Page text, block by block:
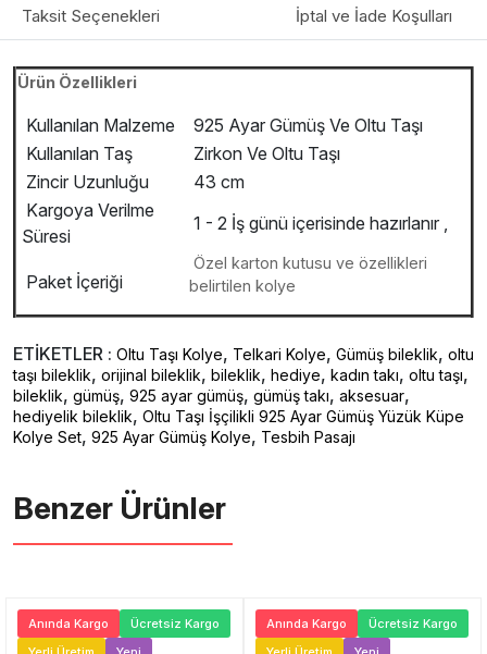
Taksit Seçenekleri İptal ve İade Koşulları
Ürün Özellikleri
Kullanılan Malzeme
925 Ayar Gümüş Ve Oltu Taşı
Kullanılan Taş
Zirkon Ve Oltu Taşı
Zincir Uzunluğu
43 cm
Kargoya Verilme
Süresi
1 - 2 İş günü içerisinde hazırlanır ,
Paket İçeriği
Özel karton kutusu ve özellikleri
belirtilen kolye
ETİKETLER : Oltu Taşı Kolye, Telkari Kolye, Gümüş bileklik, oltu
taşı bileklik, orijinal bileklik, bileklik, hediye, kadın takı, oltu taşı,
bileklik, gümüş, 925 ayar gümüş, gümüş takı, aksesuar,
hediyelik bileklik, Oltu Taşı İşçilikli 925 Ayar Gümüş Yüzük Küpe
Kolye Set, 925 Ayar Gümüş Kolye, Tesbih Pasajı
Benzer Ürünler ️
Anında Kargo
Ücretsiz Kargo
Anında Kargo
Ücretsiz Kargo